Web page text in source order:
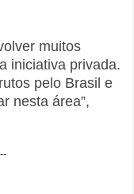
muitos
iniciativa privada.
pelo Brasil e
nesta área”,